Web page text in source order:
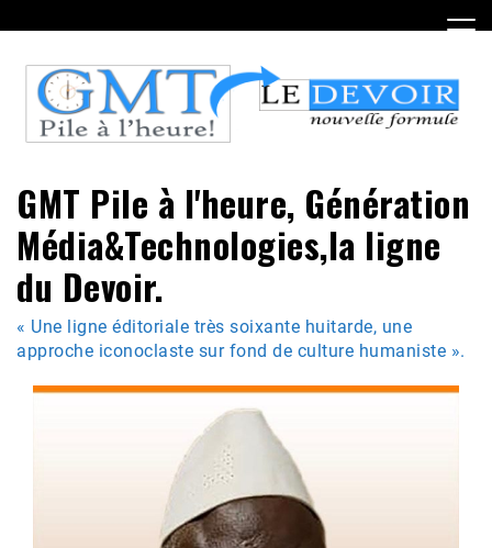
to
content
GMT Pile à l'heure, Génération
Média&Technologies,la ligne
du Devoir.
« Une ligne éditoriale très soixante huitarde, une
approche iconoclaste sur fond de culture humaniste ».